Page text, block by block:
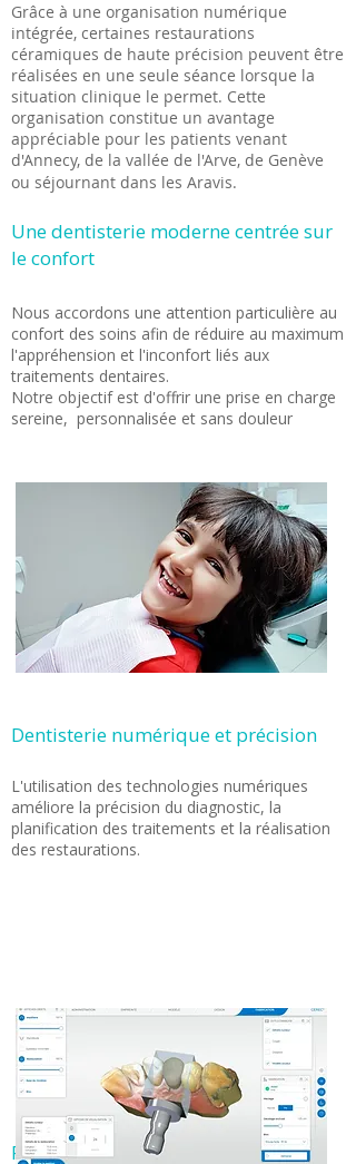
Grâce à une organisation numérique
intégrée, certaines restaurations
céramiques de haute précision peuvent être
réalisées en une seule séance lorsque la
situation clinique le permet. Cette
organisation constitue un avantage
appréciable pour les patients venant
d'Annecy, de la vallée de l'Arve, de Genève
ou séjournant dans les Aravis.​
Une dentisterie moderne centrée sur
le confort
Nous accordons une attention particulière au
confort des soins afin de réduire au maximum
l'appréhension et l'inconfort liés aux
traitements dentaires.
Notre objectif est d'offrir une prise en charge
sereine, personnalisée et sans douleur
Dentisterie numérique et précision
L'utilisation des technologies numériques
améliore la précision du diagnostic, la
planification des traitements et la réalisation
des restaurations.
Fabrication locale et qualité